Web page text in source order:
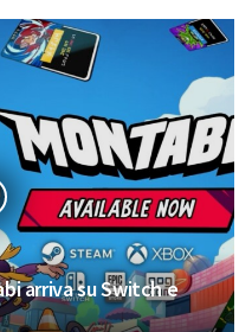
arriva su Switch e